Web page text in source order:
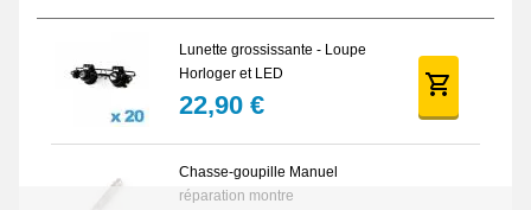
Lunette grossissante - Loupe
Horloger et LED
22,90 €
Chasse-goupille Manuel
réparation montre